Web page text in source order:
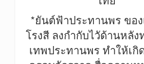
*ยันต์ฟ้าประทานพร ขอ
โรงสี ลงกำกับไวัด้านหลัง
เทพประทานพร ทำให้เ